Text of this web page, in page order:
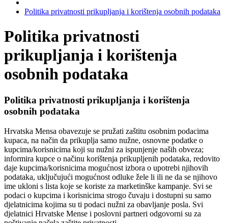
Politika privatnosti prikupljanja i korištenja osobnih podataka
Politika privatnosti
prikupljanja i korištenja
osobnih podataka
Politika privatnosti prikupljanja i korištenja
osobnih podataka
Hrvatska Mensa obavezuje se pružati zaštitu osobnim podacima
kupaca, na način da prikuplja samo nužne, osnovne podatke o
kupcima/korisnicima koji su nužni za ispunjenje naših obveza;
informira kupce o načinu korištenja prikupljenih podataka, redovito
daje kupcima/korisnicima mogućnost izbora o upotrebi njihovih
podataka, uključujući mogućnost odluke žele li ili ne da se njihovo
ime ukloni s lista koje se koriste za marketinške kampanje. Svi se
podaci o kupcima i korisnicima strogo čuvaju i dostupni su samo
djelatnicima kojima su ti podaci nužni za obavljanje posla. Svi
djelatnici Hrvatske Mense i poslovni partneri odgovorni su za